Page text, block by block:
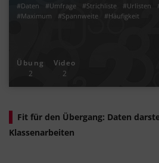
#Daten #Umfrage #Strichliste #Urlisten
#Maximum
#Spannweite #Häufigkeit
Übung
2
Video
2
Fit für den Übergang: Daten
Klassenarbeiten